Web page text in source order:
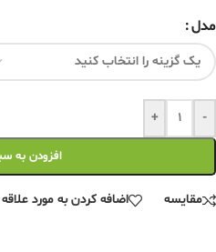
مدل
-
+
افزودن به
مقایسه اضافه کردن به مورد علاقه